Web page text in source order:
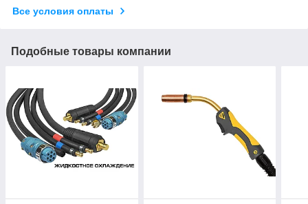
Все условия оплаты
Подобные товары компании